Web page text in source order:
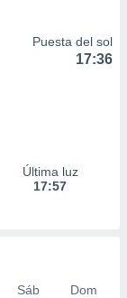
Puesta del sol
17:36
Última luz
17:57
Sáb
Dom